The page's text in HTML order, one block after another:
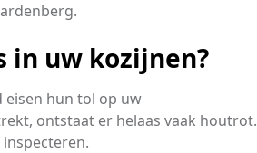
in uw kozijnen?
eisen hun tol op uw
ontstaat er helaas vaak houtrot.